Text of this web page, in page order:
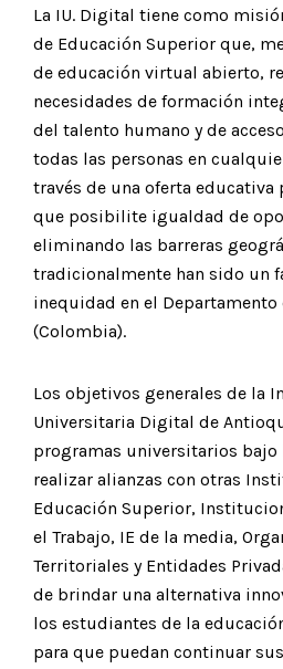
La IU. Digital tiene como
de Educación Superior que,
de educación virtual abierto,
necesidades de formación
del talento humano y de
todas las personas en
través de una oferta
que posibilite igualdad de
eliminando las barreras
tradicionalmente han sido un
inequidad en el
(Colombia).
Los objetivos generales de la
Universitaria Digital de
programas universitarios
realizar alianzas con otras
Educación Superior,
el Trabajo, IE de la media,
Territoriales y Entidades
de brindar una alternativa
los estudiantes de la
para que puedan continuar